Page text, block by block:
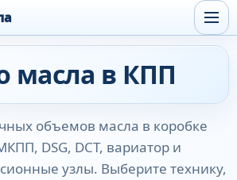
масла в КПП
объемов масла в коробке
DSG, DCT, вариатор и
узлы. Выберите технику,